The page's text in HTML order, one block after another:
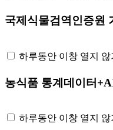
국제식물검역인증원
하루동안 이창 열지 않
농식품 통계데이터
하루동안 이창 열지 않